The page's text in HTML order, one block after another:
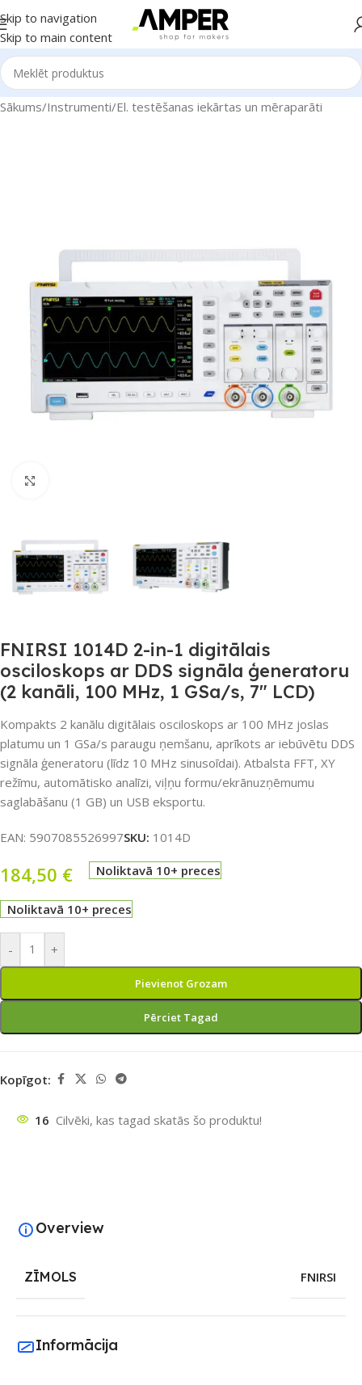
Skip to navigation
Skip to main content
Sākums/Instrumenti/El. testēšanas iekārtas un mēraparāti
FNIRSI 1014D 2-in-1 digitālais
osciloskops ar DDS signāla ģeneratoru
(2 kanāli, 100 MHz, 1 GSa/s, 7″ LCD)
Kompakts 2 kanālu digitālais osciloskops ar 100 MHz joslas
platumu un 1 GSa/s paraugu ņemšanu, aprīkots ar iebūvētu DDS
signāla ģeneratoru (līdz 10 MHz sinusoīdai). Atbalsta FFT, XY
režīmu, automātisko analīzi, viļņu formu/ekrānuzņēmumu
saglabāšanu (1 GB) un USB eksportu.
EAN: 5907085526997SKU: 1014D
184,50 € Noliktavā 10+ preces
Noliktavā 10+ preces
- +
Pievienot Grozam
Pērciet Tagad
Kopīgot:
16 Cilvēki, kas tagad skatās šo produktu!
Overview
ZĪMOLS FNIRSI
Informācija